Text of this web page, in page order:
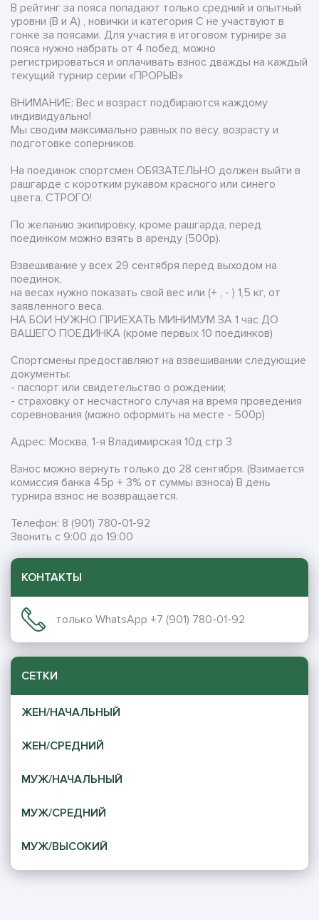
В рейтинг за пояса попадают только средний и опытный
уровни (В и А) , новички и категория С не участвуют в
гонке за поясами. Для участия в итоговом турнире за
пояса нужно набрать от 4 побед, можно
регистрироваться и оплачивать взнос дважды на каждый
текущий турнир серии «ПРОРЫВ»
ВНИМАНИЕ: Вес и возраст подбираются каждому
индивидуально!
Мы сводим максимально равных по весу, возрасту и
подготовке соперников.
На поединок спортсмен ОБЯЗАТЕЛЬНО должен выйти в
рашгарде с коротким рукавом красного или синего
цвета. СТРОГО!
По желанию экипировку, кроме рашгарда, перед
поединком можно взять в аренду (500р).
Взвешивание у всех 29 сентября перед выходом на
поединок,
на весах нужно показать свой вес или (+ , - ) 1,5 кг, от
заявленного веса.
НА БОИ НУЖНО ПРИЕХАТЬ МИНИМУМ ЗА 1 час ДО
ВАШЕГО ПОЕДИНКА (кроме первых 10 поединков)
Спортсмены предоставляют на взвешивании следующие
документы:
- паспорт или свидетельство о рождении;
- страховку от несчастного случая на время проведения
соревнования (можно оформить на месте - 500р)
Адрес: Москва, 1-я Владимирская 10д стр 3
Взнос можно вернуть только до 28 сентября. (Взимается
комиссия банка 45р + 3% от суммы взноса) В день
турнира взнос не возвращается.
Телефон: 8 (901) 780-01-92
Звонить с 9:00 до 19:00
КОНТАКТЫ
только WhatsApp +7 (901) 780-01-92
СЕТКИ
ЖЕН/НАЧАЛЬНЫЙ
ЖЕН/СРЕДНИЙ
МУЖ/НАЧАЛЬНЫЙ
МУЖ/СРЕДНИЙ
МУЖ/ВЫСОКИЙ